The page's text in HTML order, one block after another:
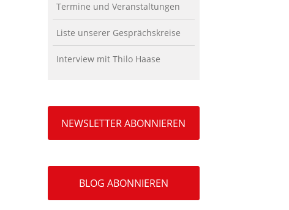
Termine und Veranstaltungen
Liste unserer Gesprächskreise
Interview mit Thilo Haase
NEWSLETTER ABONNIEREN
BLOG ABONNIEREN